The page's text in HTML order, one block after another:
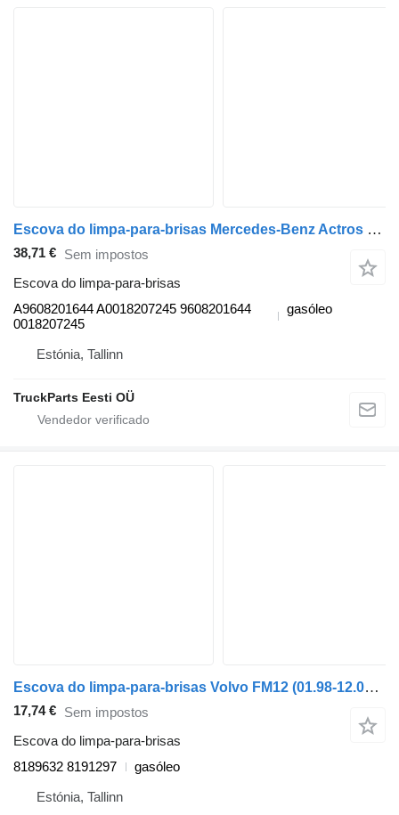
Escova do limpa-para-brisas Mercedes-Benz Actros MP4 2551 (01.12-) A9608201644 para camião tractor Mercedes-Benz Actros MP4 Antos Arocs (2012-)
38,71 € Sem impostos
Escova do limpa-para-brisas
A9608201644 A0018207245 9608201644
0018207245
gasóleo
Estónia, Tallinn
TruckParts Eesti OÜ
Escova do limpa-para-brisas Volvo FM12 (01.98-12.05) 8189632 8191297 para camião tractor Volvo FM7-FM12, FM, FMX (1998-2014)
17,74 € Sem impostos
Escova do limpa-para-brisas
8189632 8191297
gasóleo
Estónia, Tallinn